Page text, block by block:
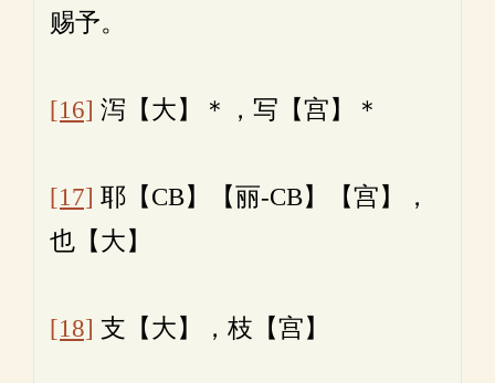
赐予。
[16] 泻【大】＊，写【宫】＊
[17] 耶【CB】【丽-CB】【宫】，
也【大】
[18] 支【大】，枝【宫】